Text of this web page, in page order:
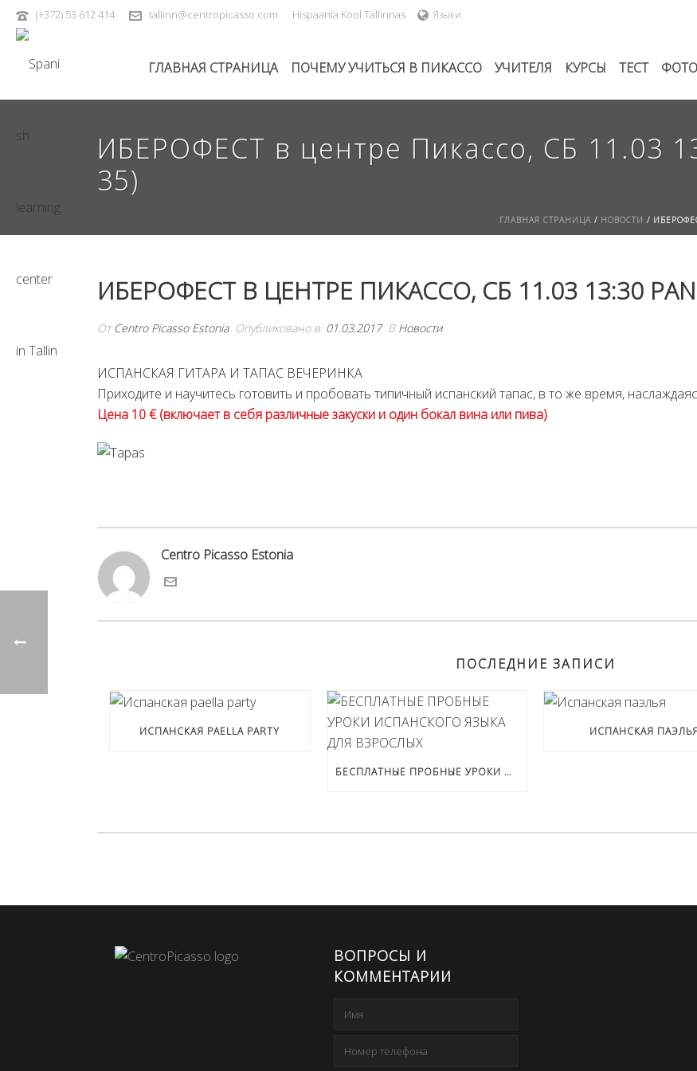
(+372) 53 612 414 tallinn@centropicasso.com Hispaania Kool Tallinnas Языки
ГЛАВНАЯ СТРАНИЦА ПОЧЕМУ УЧИТЬСЯ В ПИКАССО УЧИТЕЛЯ КУРСЫ ТЕСТ
ИБЕРОФЕСТ в центре Пикассо, СБ 11.03
35)
ГЛАВНАЯ СТРАНИЦА / НОВОСТИ /
ИБЕРОФЕСТ В ЦЕНТРЕ ПИКАССО, СБ 11.03 13:30 PAN
От Centro Picasso Estonia Опубликовано в: 01.03.2017 В Новости
ИСПАНСКАЯ ГИТАРА И ТАПАС ВЕЧЕРИНКА
Приходите и научитесь готовить и пробовать типичный испанский тапас, в то же время,
Цена 10 € (включает в себя различные закуски и один бокал вина или пива)
Centro Picasso Estonia
ПОСЛЕДНИЕ ЗАПИСИ
ИСПАНСКАЯ PAELLA PARTY
БЕСПЛАТНЫЕ ПРОБНЫЕ УРОКИ ИСПАНСКОГО ЯЗЫКА ДЛЯ ВЗРОСЛЫХ
ИСПАНСКАЯ
ВОПРОСЫ И
КОММЕНТАРИИ